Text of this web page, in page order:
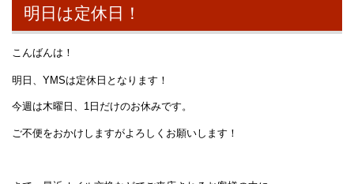
明日は定休日！
こんばんは！
明日、YMSは定休日となります！
今週は木曜日、1日だけのお休みです。
ご不便をおかけしますがよろしくお願いします！